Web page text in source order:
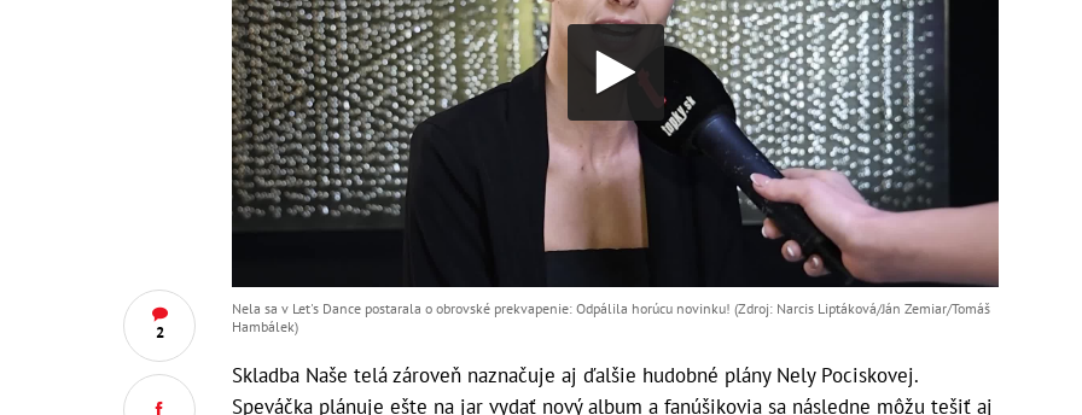
2
Nela sa v Let's Dance postarala o obrovské prekvapenie: Odpálila horúcu novinku! (Zdroj: Narcis Liptáková/Ján Zemiar/Tomáš
Hambálek)
Skladba Naše telá zároveň naznačuje aj ďalšie hudobné plány Nely Pociskovej.
Speváčka plánuje ešte na jar vydať nový album a fanúšikovia sa následne môžu tešiť aj